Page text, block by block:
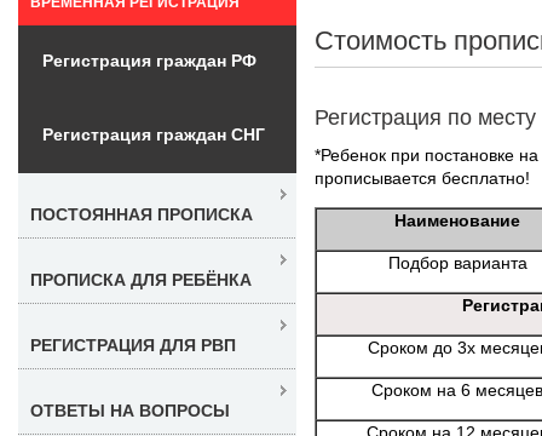
Стоимость
Регистрация по
*Ребенок при постановке
прописывается бесплатно!
Наименование
Подбор варианта
Сроком до 3х
Сроком на 6 месяцев
Сроком на 12
Регистрация граждан РФ
Регистрация граждан СНГ
ПОСТОЯННАЯ ПРОПИСКА
ПРОПИСКА ДЛЯ РЕБЁНКА
РЕГИСТРАЦИЯ ДЛЯ РВП
ОТВЕТЫ НА ВОПРОСЫ